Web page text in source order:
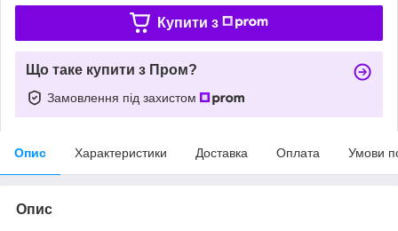
Купити з
Що таке купити з Пром?
Замовлення під захистом
Опис Характеристики Доставка Оплата Умови
Опис